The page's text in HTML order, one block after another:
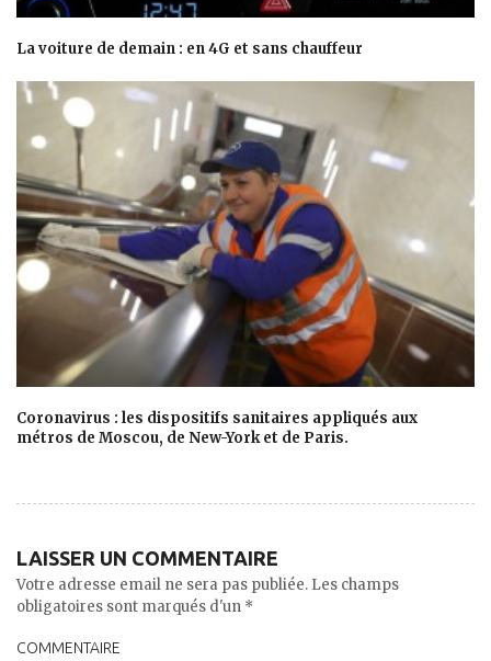
La voiture de demain : en 4G et sans chauffeur
Coronavirus : les dispositifs sanitaires appliqués aux
métros de Moscou, de New-York et de Paris.
LAISSER UN COMMENTAIRE
Votre adresse email ne sera pas publiée. Les champs
obligatoires sont marqués d'un *
COMMENTAIRE